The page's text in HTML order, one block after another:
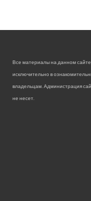
Все материалы на данном сайте
исключительно в
владельцам. Администрация
не несет.